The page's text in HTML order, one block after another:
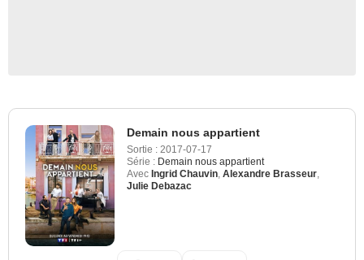
Demain nous appartient
Sortie : 2017-07-17
Série : Demain nous appartient
Avec Ingrid Chauvin Alexandre Brasseur
Julie Debazac